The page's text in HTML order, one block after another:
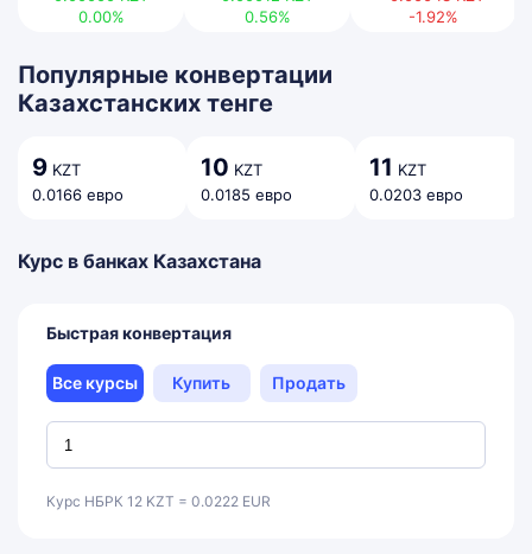
0.00%
0.56%
-1.92%
Популярные конвертации
Казахстанских тенге
9 KZT
0.0166 евро
10 KZT
0.0185 евро
11 KZT
0.0203 евро
Курс в банках Казахстана
Быстрая конвертация
Все курсы Купить Продать
Курс НБРК 12 KZT = 0.0222 EUR